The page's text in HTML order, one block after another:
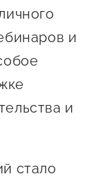
и
и
стало